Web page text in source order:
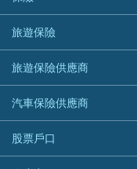
緊急貸款比較
最佳小額貸款比較
易批必批貸款
24小時貸款
最佳循環貸款
HSBC 滙豐銀行貸款
K Cash 貸款
Mox 銀行
National Resources 中潤
OCBC 華僑銀行
供樓利息扣稅
最佳貸款app
韓國遊信用卡攻略
台灣遊信用卡攻略
機場貴賓室信用卡
銀聯信用卡
高獎賞信用卡推薦
Mox
信銀國際
大新銀行
恒生銀行
Standard Chartered渣打
一田購物優惠日
SOGO感謝祭
HKTVmall優惠碼
交稅優惠
酒店優惠碼
機票優惠碼
旅遊保險
汽車保險
家居保險
家傭保險
寵物保險
定期人壽保險
危疾保險
旅遊保險
日本旅遊保險及資訊
泰國旅遊保險及資訊
台灣旅遊保險及資訊
韓國旅遊保險及資訊
歐洲旅遊保險及資訊
旅遊保險供應商
AXA 安盛
AIG 美亞
Allianz 安聯
汽車保險供應商
大新汽車保險
中銀汽車保險
股票戶口